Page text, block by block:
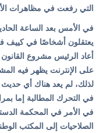
التي رفعت في مظاهرات
في الأمس بعد الساعة
يعتقلون أشخاصًا في كييف
أعاد الرئيس مشروع
على الإنترنت يظهر فيه
لذلك، لم يعد هناك أي حديث
في التحرك المطالبة إما
في الأمر في المحكمة
الصلاحيات إلى المكتب